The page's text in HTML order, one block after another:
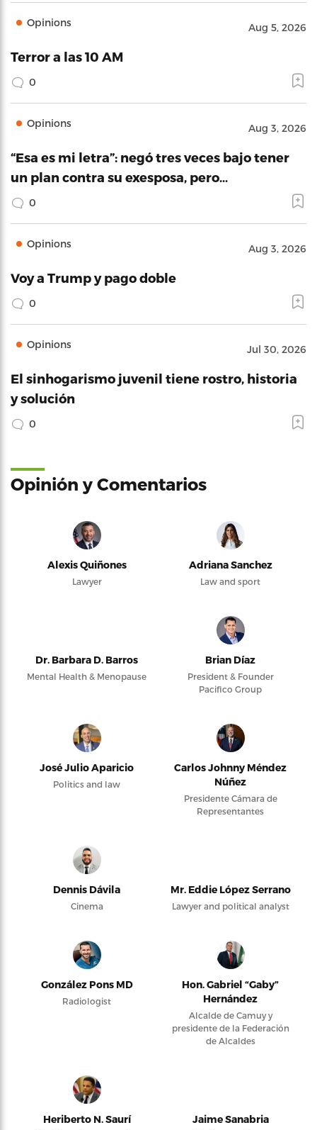
Opinions Aug 5, 2026
Terror a las 10 AM
0
Opinions Aug 3, 2026
“Esa es mi letra”: negó tres veces bajo tener
un plan contra su exesposa, pero…
0
Opinions Aug 3, 2026
Voy a Trump y pago doble
0
Opinions Jul 30, 2026
El sinhogarismo juvenil tiene rostro, historia
y solución
0
Opinión y Comentarios
Alexis Quiñones
Lawyer
Adriana Sanchez
Law and sport
Dr. Barbara D. Barros
Mental Health & Menopause
Brian Díaz
President & Founder
Pacifico Group
José Julio Aparicio
Politics and law
Carlos Johnny Méndez
Núñez
Presidente Cámara de
Representantes
Dennis Dávila
Cinema
Mr. Eddie López Serrano
Lawyer and political analyst
González Pons MD
Radiologist
Hon. Gabriel “Gaby”
Hernández
Alcalde de Camuy y
presidente de la Federación
de Alcaldes
Heriberto N. Saurí Jaime Sanabria